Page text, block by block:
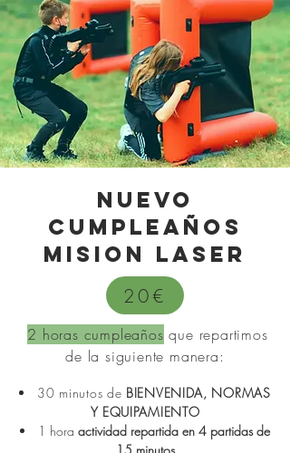
NUEVo
cumpleaños
MISION LASER
20€
2 horas cumpleaños que repartimos
de la siguiente manera:
30 minutos de BIENVENIDA, NORMAS
Y EQUIPAMIENTO
1 hora actividad repartida en 4 partidas de